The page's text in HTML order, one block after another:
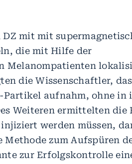
mit mit
die mit Hilfe der
Melanompatienten
die Wissenschaftler,
Partikel aufnahm, ohne in
Weiteren ermittelten die
werden müssen,
Methode zum Aufspüren
zur Erfolgskontrolle